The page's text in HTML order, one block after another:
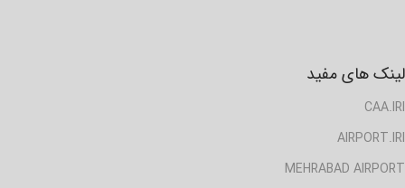
لینک های مفید
CAA.IRI
AIRPORT.IRI
MEHRABAD AIRPORT